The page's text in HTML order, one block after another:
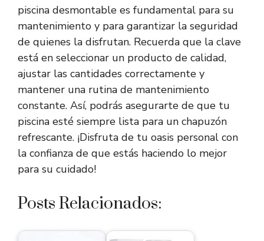
piscina desmontable es fundamental para su
mantenimiento y para garantizar la seguridad
de quienes la disfrutan. Recuerda que la clave
está en seleccionar un producto de calidad,
ajustar las cantidades correctamente y
mantener una rutina de mantenimiento
constante. Así, podrás asegurarte de que tu
piscina esté siempre lista para un chapuzón
refrescante. ¡Disfruta de tu oasis personal con
la confianza de que estás haciendo lo mejor
para su cuidado!
Posts Relacionados: